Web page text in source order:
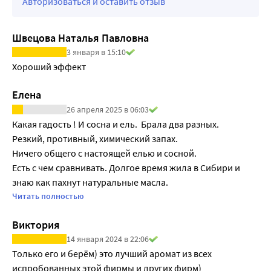
Швецова Наталья Павловна
3 января в 15:10
Хороший эффект
Елена
26 апреля 2025 в 06:03
Какая гадость ! И сосна и ель.  Брала два разных.
Резкий, противный, химический запах.
Ничего общего с настоящей елью и сосной.
Есть с чем сравнивать. Долгое время жила в Сибири и
знаю как пахнут натуральные масла.
Выкинула.
Читать полностью
Виктория
14 января 2024 в 22:06
Только его и берём) это лучший аромат из всех
испробованных этой фирмы и других фирм)